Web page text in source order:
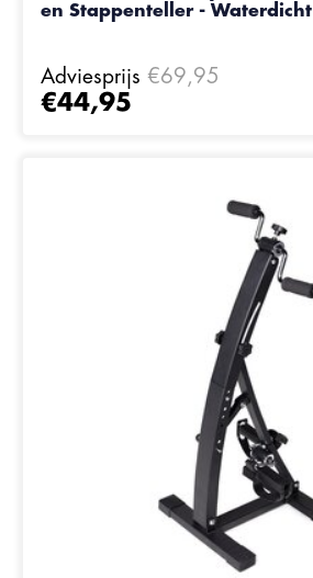
en Stappenteller - Waterdicht
Adviesprijs €69,95
€44,95